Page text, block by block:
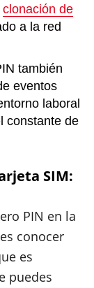
clonación de
a la red
también
eventos
laboral
constante de
SIM:
PIN en la
conocer
es
puedes